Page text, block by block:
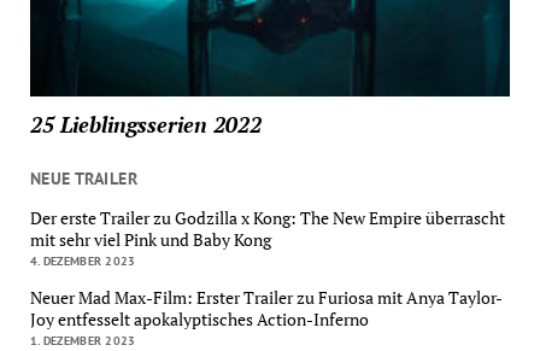
25 Lieblingsserien 2022
NEUE TRAILER
Der erste Trailer zu Godzilla x Kong: The New Empire überrascht
mit sehr viel Pink und Baby Kong
4. DEZEMBER 2023
Neuer Mad Max-Film: Erster Trailer zu Furiosa mit Anya Taylor-
Joy entfesselt apokalyptisches Action-Inferno
1. DEZEMBER 2023